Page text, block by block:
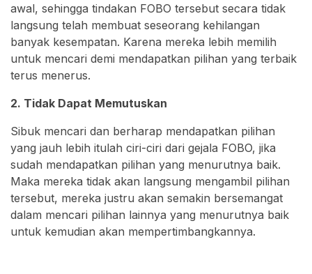
awal, sehingga tindakan FOBO tersebut secara tidak
langsung telah membuat seseorang kehilangan
banyak kesempatan. Karena mereka lebih memilih
untuk mencari demi mendapatkan pilihan yang terbaik
terus menerus.
2. Tidak Dapat Memutuskan
Sibuk mencari dan berharap mendapatkan pilihan
yang jauh lebih itulah ciri-ciri dari gejala FOBO, jika
sudah mendapatkan pilihan yang menurutnya baik.
Maka mereka tidak akan langsung mengambil pilihan
tersebut, mereka justru akan semakin bersemangat
dalam mencari pilihan lainnya yang menurutnya baik
untuk kemudian akan mempertimbangkannya.